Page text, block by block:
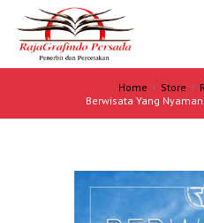
Home Store
Berwisata Yang